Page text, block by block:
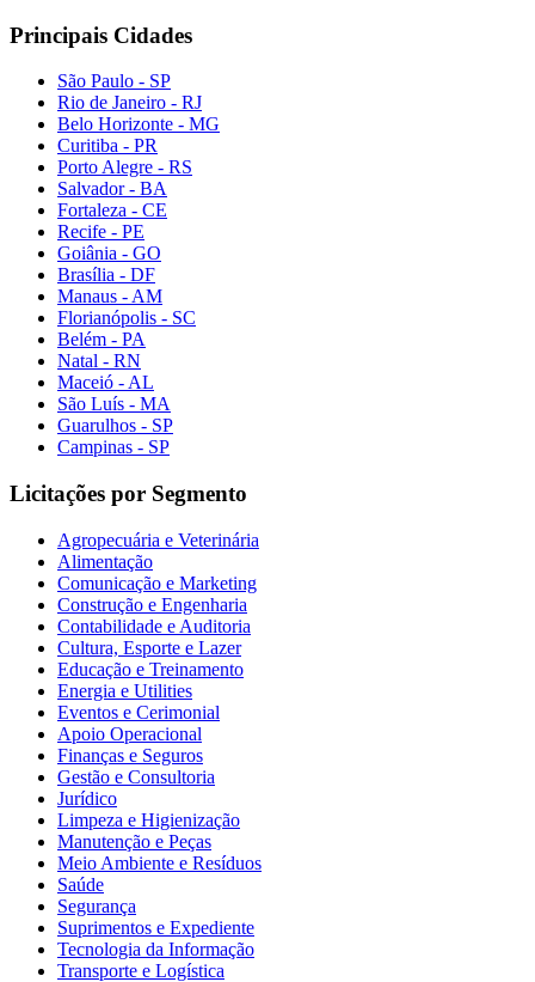
Principais Cidades
São Paulo - SP
Rio de Janeiro - RJ
Belo Horizonte - MG
Curitiba - PR
Porto Alegre - RS
Salvador - BA
Fortaleza - CE
Recife - PE
Goiânia - GO
Brasília - DF
Manaus - AM
Florianópolis - SC
Belém - PA
Natal - RN
Maceió - AL
São Luís - MA
Guarulhos - SP
Campinas - SP
Licitações por Segmento
Agropecuária e Veterinária
Alimentação
Comunicação e Marketing
Construção e Engenharia
Contabilidade e Auditoria
Cultura, Esporte e Lazer
Educação e Treinamento
Energia e Utilities
Eventos e Cerimonial
Apoio Operacional
Finanças e Seguros
Gestão e Consultoria
Jurídico
Limpeza e Higienização
Manutenção e Peças
Meio Ambiente e Resíduos
Saúde
Segurança
Suprimentos e Expediente
Tecnologia da Informação
Transporte e Logística